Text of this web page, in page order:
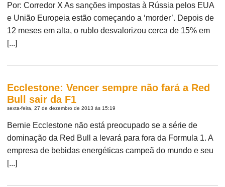
Por: Corredor X As sanções impostas à Rússia pelos EUA
e União Europeia estão começando a ‘morder’. Depois de
12 meses em alta, o rublo desvalorizou cerca de 15% em
[...]
Ecclestone: Vencer sempre não fará a Red
Bull sair da F1
sexta-feira, 27 de dezembro de 2013 às 15:19
Bernie Ecclestone não está preocupado se a série de
dominação da Red Bull a levará para fora da Formula 1. A
empresa de bebidas energéticas campeã do mundo e seu
[...]